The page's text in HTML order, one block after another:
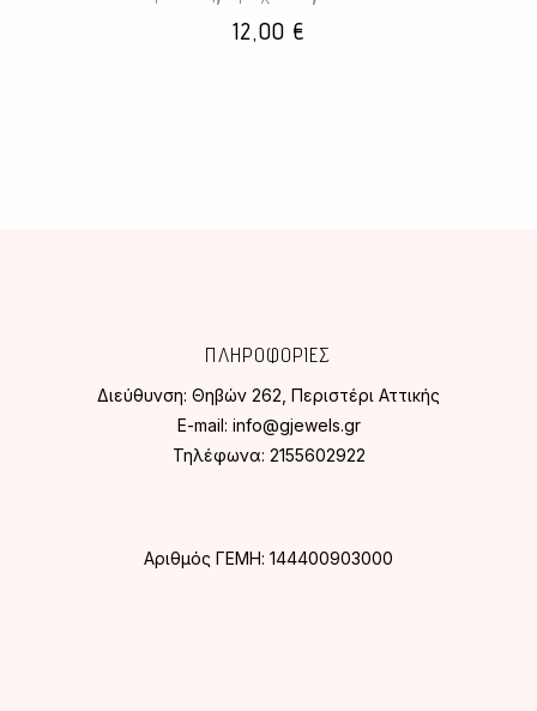
στη
12,00 €
ΠΛΗΡΟΦΟΡΙΕΣ
Διεύθυνση: Θηβών 262, Περιστέρι Αττικής
E-mail: info@gjewels.gr
Τηλέφωνα: 2155602922
Αριθμός ΓΕΜΗ: 144400903000